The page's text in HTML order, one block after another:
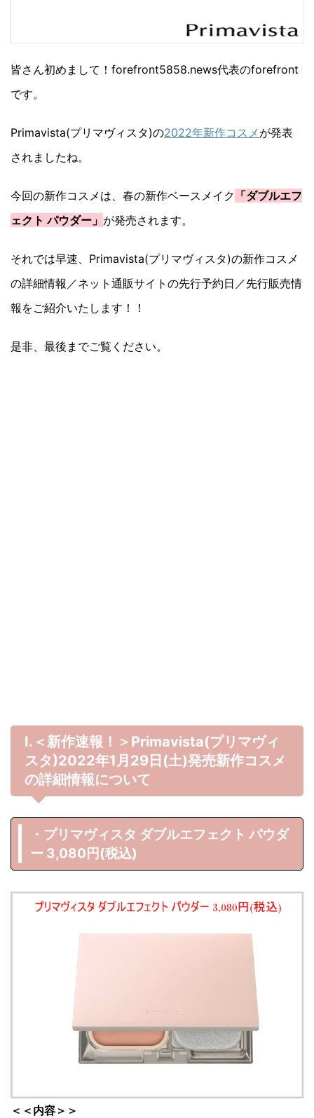
皆さん初めまして！forefront5858.news代表のforefront
です。
Primavista(プリマヴィスタ)の2022年新作コスメ が発表
されましたね。
今回の新作コスメは、春の新作ベースメイク 「ダブルエフ
ェクト パウダー」 が発売されます。
それでは早速、Primavista(プリマヴィスタ)の新作コスメ
の詳細情報／ネット通販サイトの先行予約日／先行販売情
報をご紹介いたします！！
是非、最後までご覧ください。
Ⅰ.＜新作速報！＞Primavista(プリマヴィ
スタ)2022年1月29日(土)発売新作コスメ
の詳細情報について
・プリマヴィスタ ダブルエフェクト パウダ
ー 3,080円(税込)
＜＜内容＞＞